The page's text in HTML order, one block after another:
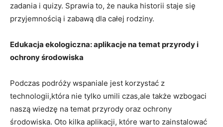
zadania i quizy.‍ Sprawia to,‌ że ‍nauka historii staje się
przyjemnością⁤ i zabawą dla całej rodziny.
Edukacja ekologiczna: aplikacje na temat przyrody i
ochrony środowiska
Podczas‍ podróży wspaniale jest korzystać‍ z
technologii,która nie ‌tylko umili‌ czas,ale także wzbogaci
naszą wiedzę na temat przyrody oraz ochrony
środowiska. Oto ⁣kilka aplikacji, które warto zainstalować ​